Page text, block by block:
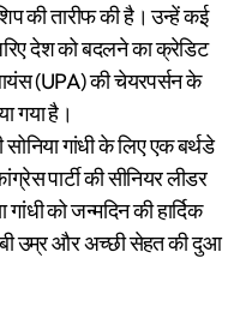
की तारीफ की है। उन्हें कई
देश को बदलने का क्रेडिट
(UPA) की चेयरपर्सन के
गया है।
गांधी के लिए एक बर्थडे
पार्टी की सीनियर लीडर
को जन्मदिन की हार्दिक
उम्र और अच्छी सेहत की दुआ